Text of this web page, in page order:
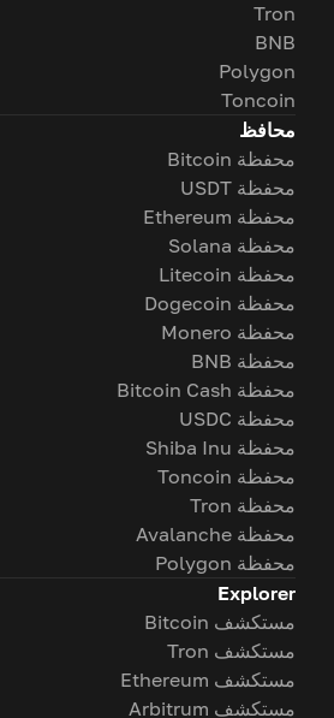
Tron
BNB
Polygon
Toncoin
محافظ
محفظة Bitcoin
محفظة USDT
محفظة Ethereum
محفظة Solana
محفظة Litecoin
محفظة Dogecoin
محفظة Monero
محفظة BNB
محفظة Bitcoin Cash
محفظة USDC
محفظة Shiba Inu
محفظة Toncoin
محفظة Tron
محفظة Avalanche
محفظة Polygon
Explorer
مستكشف Bitcoin
مستكشف Tron
مستكشف Ethereum
مستكشف Arbitrum